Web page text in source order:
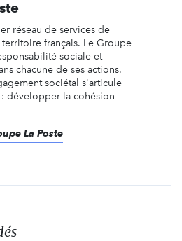
réseau de services de
français. Le Groupe
sociale et
chacune de ses actions.
sociétal s'articule
développer la cohésion
La Poste